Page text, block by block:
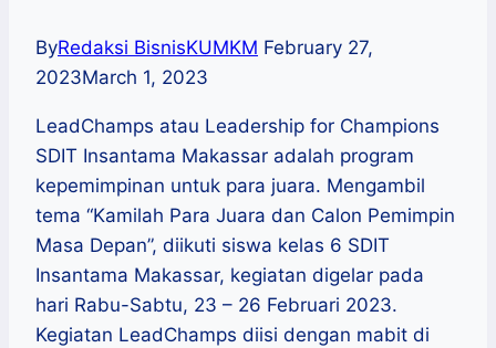
ByRedaksi BisnisKUMKM February 27,
2023March 1, 2023
LeadChamps atau Leadership for Champions
SDIT Insantama Makassar adalah program
kepemimpinan untuk para juara. Mengambil
tema “Kamilah Para Juara dan Calon Pemimpin
Masa Depan”, diikuti siswa kelas 6 SDIT
Insantama Makassar, kegiatan digelar pada
hari Rabu-Sabtu, 23 – 26 Februari 2023.
Kegiatan LeadChamps diisi dengan mabit di